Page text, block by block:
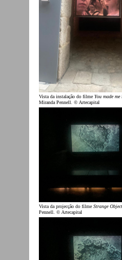
Vista da instalação do filme You made me
Miranda Pennell. © Artecapital
Vista da projecção do filme Strange Object
Pennell. © Artecapital